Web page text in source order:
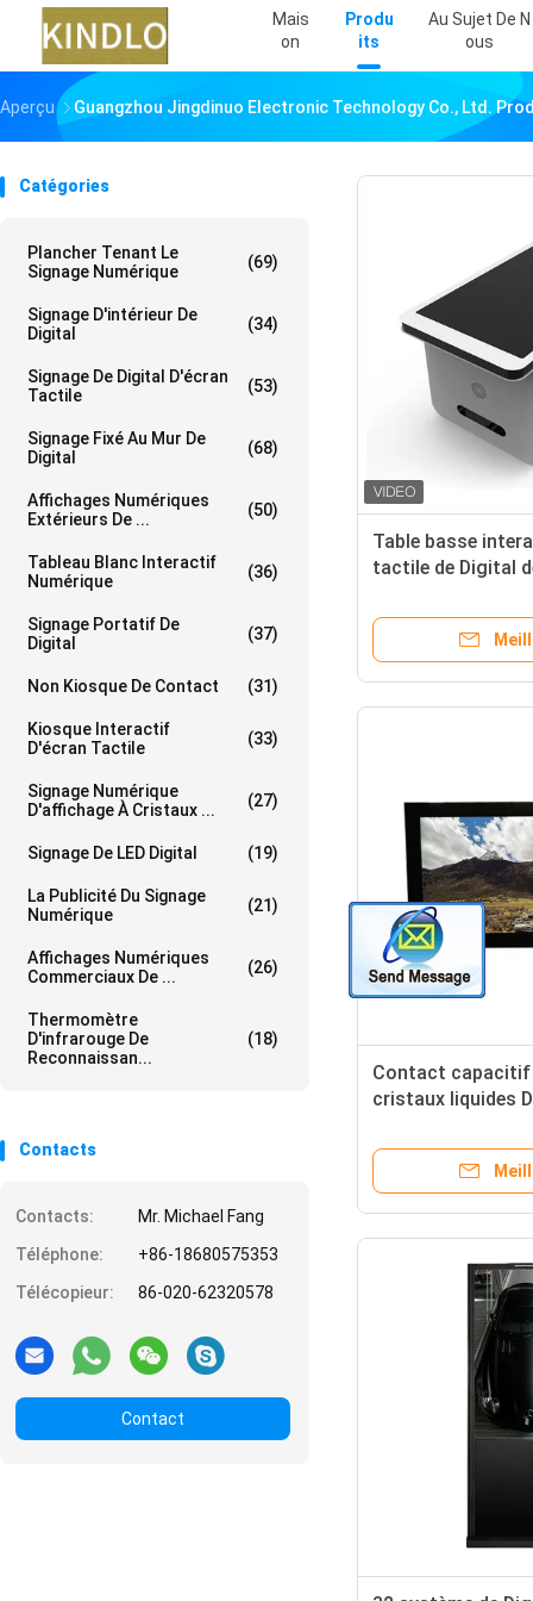
Mais
On
Produ
Its
Au Sujet De N
Ous
Aperçu Guangzhou Jingdinuo Electronic Technology Co., Ltd.
Catégories
Plancher Tenant Le
Signage Numérique
(69)
Signage D'intérieur De
Digital
(34)
Signage De Digital D'écran
Tactile
(53)
Signage Fixé Au Mur De
Digital
(68)
Affichages Numériques
Extérieurs De ...
(50)
Tableau Blanc Interactif
Numérique
(36)
Signage Portatif De
Digital
(37)
Non Kiosque De Contact (31)
Kiosque Interactif
D'écran Tactile
(33)
Signage Numérique
D'affichage À Cristaux ...
(27)
Signage De LED Digital (19)
La Publicité Du Signage
Numérique
(21)
Affichages Numériques
Commerciaux De ...
(26)
Thermomètre
D'infrarouge De
Reconnaissan...
(18)
Contacts
Contacts:
Mr. Michael Fang
Téléphone:
+86-18680575353
Télécopieur:
86-020-62320578
Contact
Table basse
tactile de Digital
le mail
Contact capacitif
cristaux liquides
configurer la